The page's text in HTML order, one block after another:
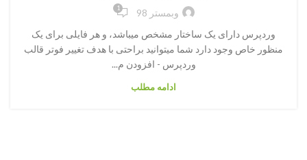
وبمستر 98 1
وردپرس دارای یک ساختار مشخص میباشد، و هر فایلی برای یک
منظور خاص وجود دارد شما میتوانید براحتی با هدف تغییر فوتر قالب
وردپرس - افزودن م...
ادامه مطلب